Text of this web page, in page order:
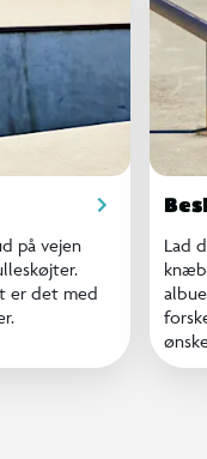
på vejen
er det med
Lad